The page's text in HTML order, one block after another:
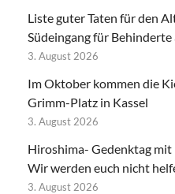
Liste guter Taten für den
Südeingang für
3. August 2026
Im Oktober kommen die
Grimm-Platz in Kassel
3. August 2026
Hiroshima- Gedenktag
Wir werden euch nicht
3. August 2026